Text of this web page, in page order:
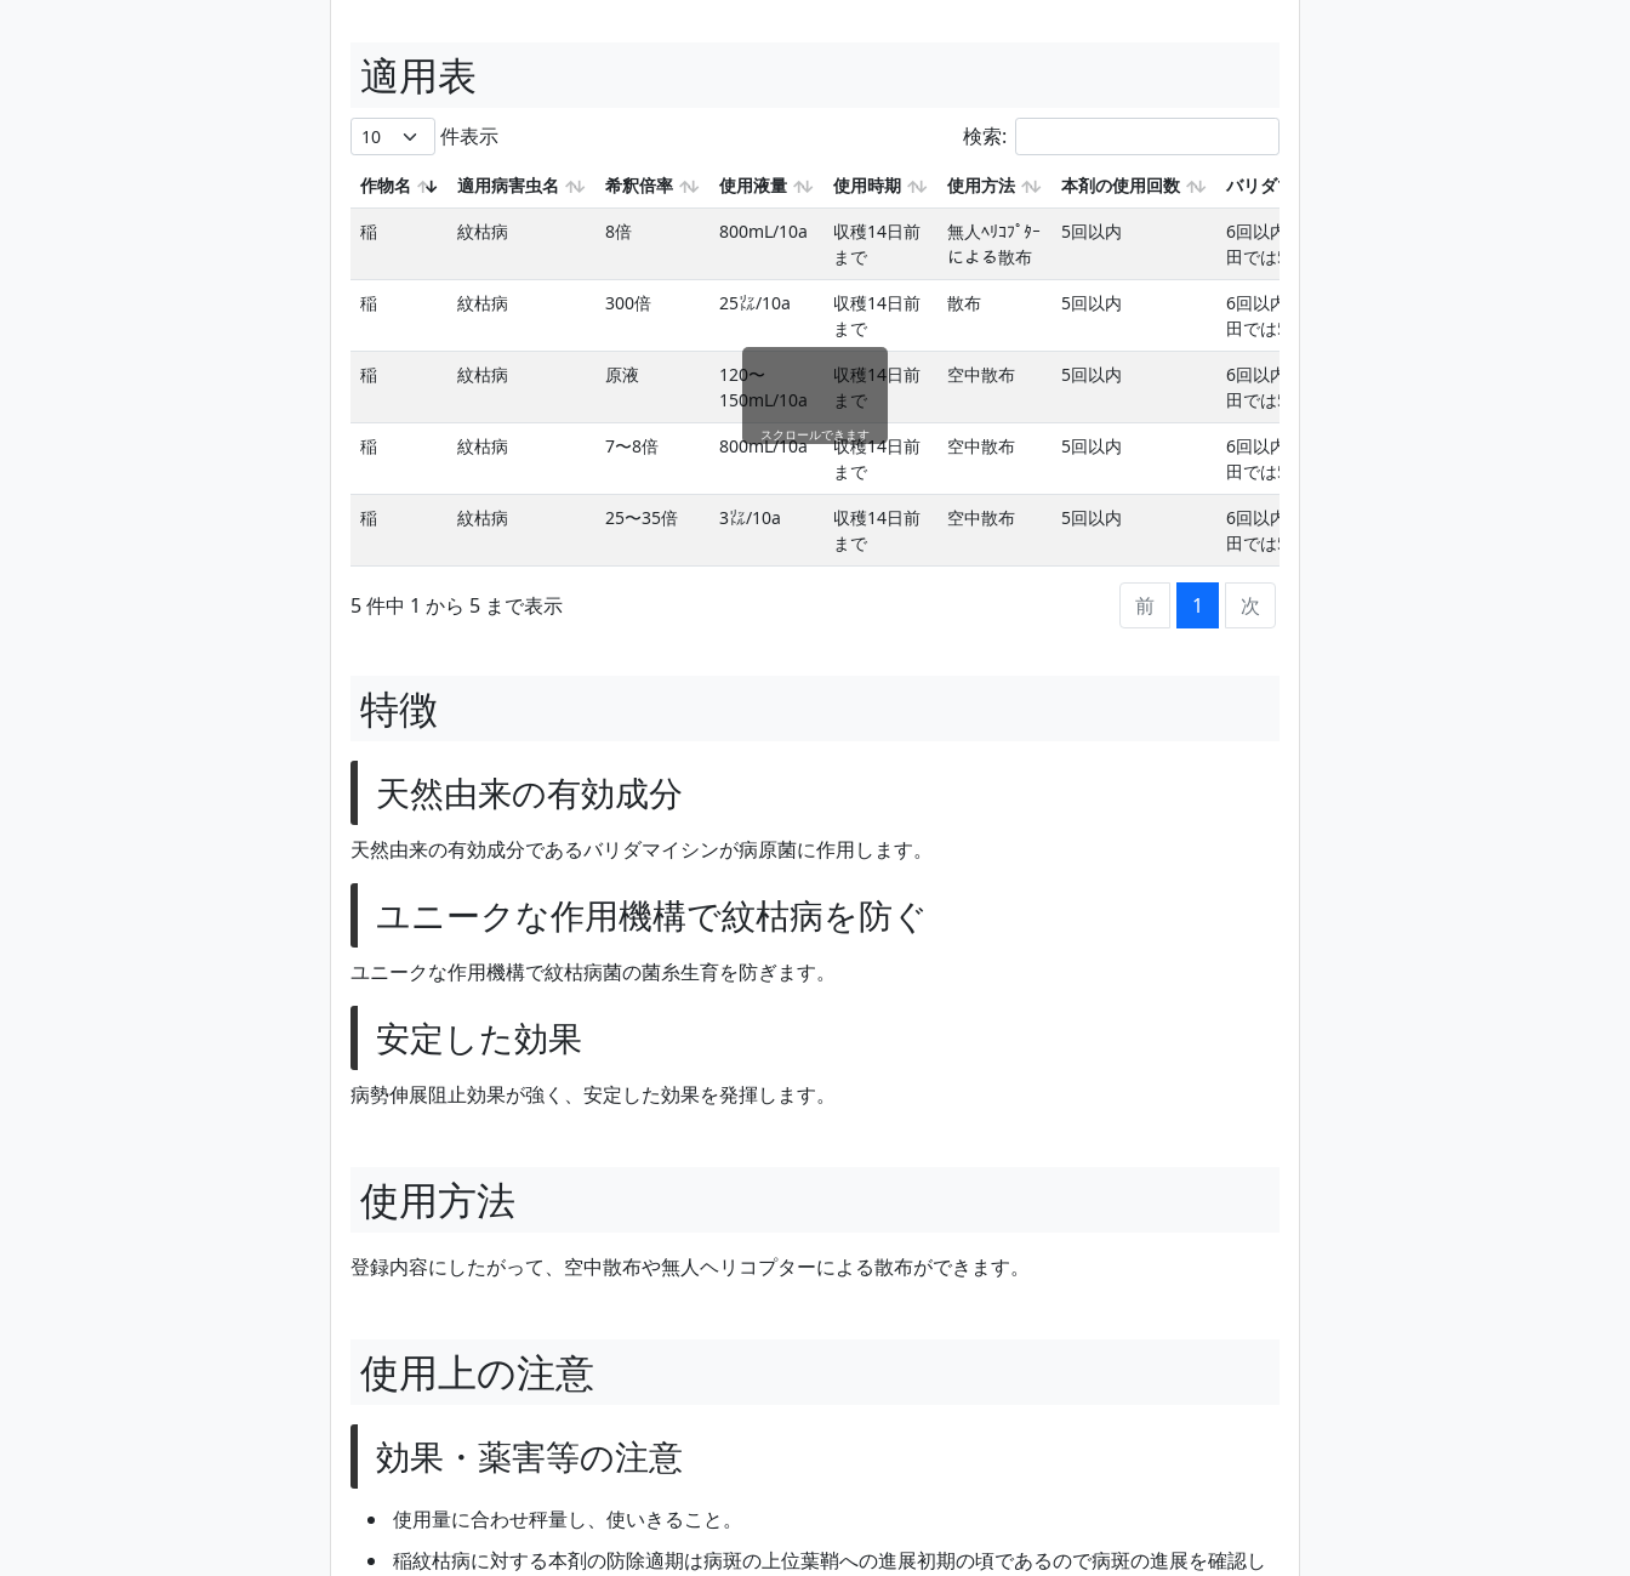
適用表
件表示 検索:
作物名 適用病害虫名 希釈倍率 使用液量 使用時期 使用方法 本剤の使用回数
バリダマイシンを含む使用回数
稲
紋枯病 8倍 800mL/10a
収穫14日前
まで
無人ﾍﾘｺﾌﾟﾀｰ
による散布
5回以内
6回以内(育苗箱灌注は1回以内､本
田では5回以内)
稲
紋枯病 300倍 25㍑/10a
収穫14日前
まで
散布 5回以内
6回以内(育苗箱灌注は1回以内､本
田では5回以内)
稲
紋枯病 原液
120〜
150mL/10a
収穫14日前
まで
空中散布 5回以内
6回以内(育苗箱灌注は1回以内､本
田では5回以内)
稲
紋枯病 7〜8倍 800mL/10a
収穫14日前
まで
空中散布 5回以内
6回以内(育苗箱灌注は1回以内､本
田では5回以内)
稲
紋枯病 25〜35倍 3㍑/10a
収穫14日前
まで
空中散布 5回以内
6回以内(育苗箱灌注は1回以内､本
田では5回以内)
5 件中 1 から 5 まで表示 前 1 次
スクロールできます
特徴
天然由来の有効成分
天然由来の有効成分であるバリダマイシンが病原菌に作用します。
ユニークな作用機構で紋枯病を防ぐ
ユニークな作用機構で紋枯病菌の菌糸生育を防ぎます。
安定した効果
病勢伸展阻止効果が強く、安定した効果を発揮します。
使用方法
登録内容にしたがって、空中散布や無人ヘリコプターによる散布ができます。
使用上の注意
効果・薬害等の注意
使用量に合わせ秤量し、使いきること。
稲紋枯病に対する本剤の防除適期は病斑の上位葉鞘への進展初期の頃であるので病斑の進展を確認し